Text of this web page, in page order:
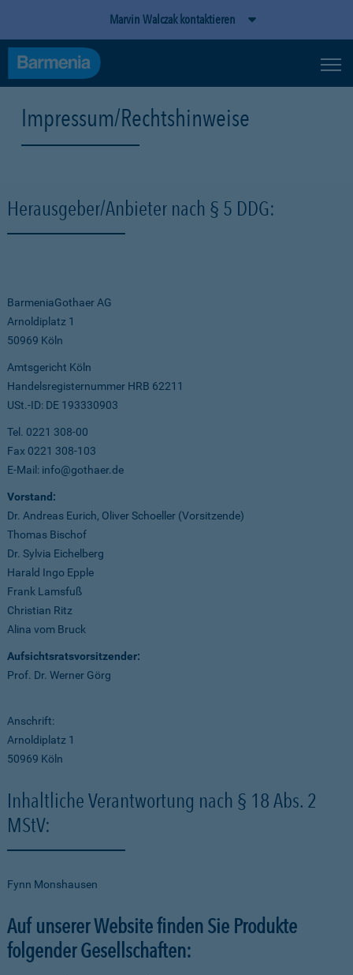
Marvin Walczak kontaktieren
Impressum/Rechtshinweise
Herausgeber/Anbieter nach § 5 DDG:
BarmeniaGothaer AG
Arnoldiplatz 1
50969 Köln
Amtsgericht Köln
Handelsregisternummer HRB 62211
USt.-ID: DE 193330903
Tel. 0221 308-00
Fax 0221 308-103
E-Mail: info@gothaer.de
Vorstand:
Dr. Andreas Eurich, Oliver Schoeller (Vorsitzende)
Thomas Bischof
Dr. Sylvia Eichelberg
Harald Ingo Epple
Frank Lamsfuß
Christian Ritz
Alina vom Bruck
Aufsichtsratsvorsitzender:
Prof. Dr. Werner Görg
Anschrift:
Arnoldiplatz 1
50969 Köln
Inhaltliche Verantwortung nach § 18 Abs. 2
MStV:
Fynn Monshausen
Auf unserer Website finden Sie Produkte
folgender Gesellschaften: